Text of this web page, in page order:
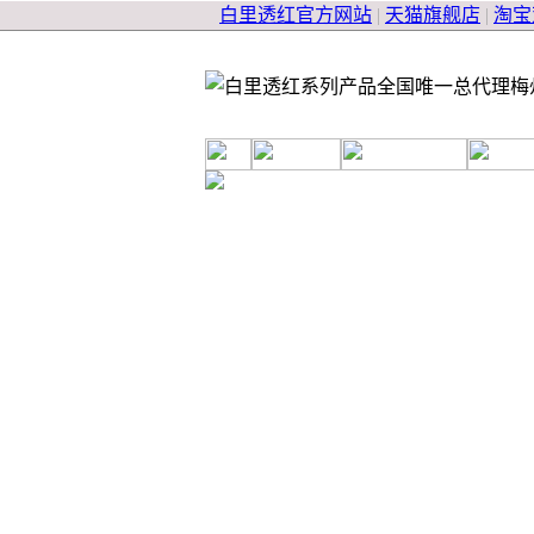
白里透红官方网站 | 天猫旗舰店 | 淘